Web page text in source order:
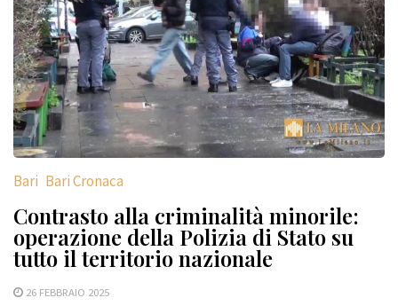
Bari Bari Cronaca
Contrasto alla criminalità minorile:
operazione della Polizia di Stato su
tutto il territorio nazionale
26 FEBBRAIO 2025